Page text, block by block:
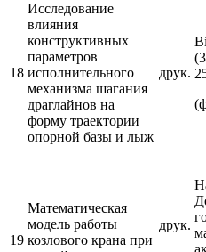
18
Исследование
влияния
конструктивных
параметров
исполнительного
механизма шагания
драглайнов на
форму траектории
опорной базы и лыж
друк.
19
Математическая
модель работы
козлового крана при
друк.